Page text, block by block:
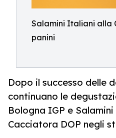
Salamini Italiani alla
panini
Dopo il successo delle
continuano le
Bologna IGP e
Cacciatora DOP negli